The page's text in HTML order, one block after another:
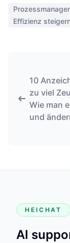
Effizienz
10
zu viel
Wie man
und
HEICHAT
AI